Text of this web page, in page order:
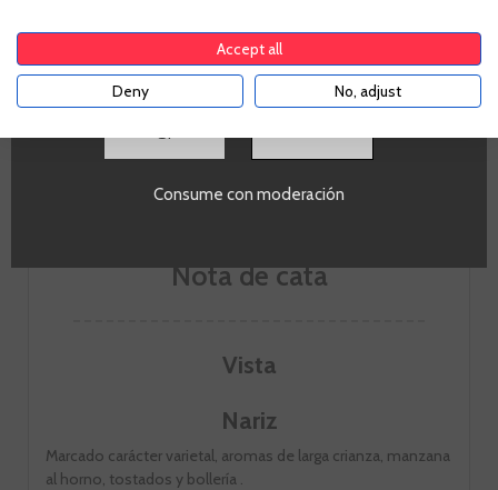
IR A LA BODEGA
Nota de cata
Vista
Nariz
Marcado carácter varietal, aromas de larga crianza, manzana
al horno, tostados y bollería .
aplicable. Confirma si tienes más de18años
Consume con moderación
Accept all
Deny No, adjust